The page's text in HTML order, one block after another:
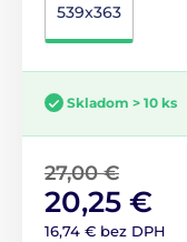
539x363
Skladom > 10 ks
27,00 €
20,25 €
16,74 € bez DPH